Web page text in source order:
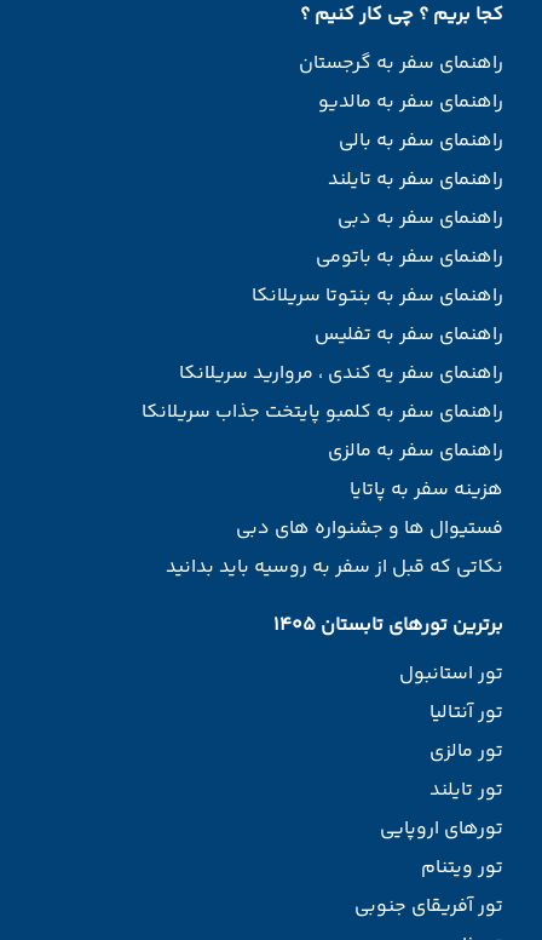
کجا بریم ؟ چی کار کنیم ؟
راهنمای سفر به گرجستان
راهنمای سفر به مالدیو
راهنمای سفر به بالی
راهنمای سفر به تایلند
راهنمای سفر به دبی
راهنمای سفر به باتومی
راهنمای سفر به بنتوتا سریلانکا
راهنمای سفر به تفلیس
راهنمای سفر یه کندی ، مروارید سریلانکا
راهنمای سفر به کلمبو پایتخت جذاب سریلانکا
راهنمای سفر به مالزی
هزینه سفر به پاتایا
فستیوال ها و جشنواره های دبی
نکاتی که قبل از سفر به روسیه باید بدانید
برترین تورهای تابستان 1405
تور استانبول
تور آنتالیا
تور مالزی
تور تایلند
تورهای اروپایی
تور ویتنام
تور آفریقای جنوبی